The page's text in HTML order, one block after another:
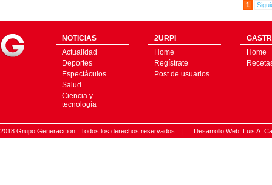
1
NOTICIAS
Actualidad
Deportes
Espectáculos
Salud
Ciencia y
tecnología
2URPI
Home
Regístrate
Post de usuarios
Home
2018 Grupo Generaccion . Todos los derechos reservados | Desarrollo Web: Luis